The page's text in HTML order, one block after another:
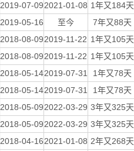
2019-07-092021-01-08 1年又184天
2019-05-16 至今 7年又88天
2018-08-092019-11-22 1年又105天
2018-08-092019-11-22 1年又105天
2018-05-142019-07-31 1年又78天
2018-05-142019-07-31 1年又78天
2018-05-092022-03-29 3年又325天
2018-05-092022-03-29 3年又325天
2018-04-162021-01-08 2年又268天